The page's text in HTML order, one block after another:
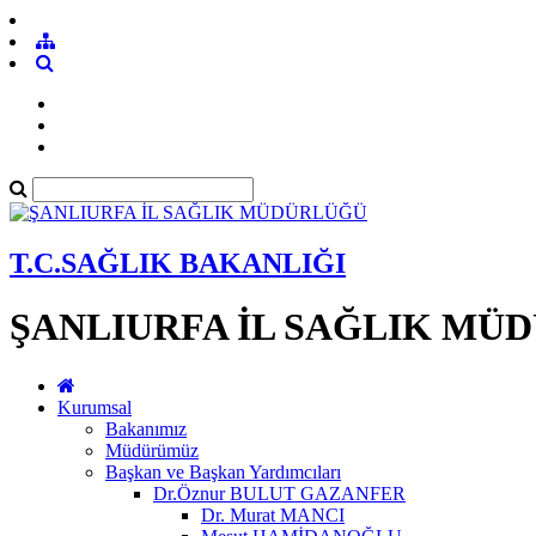
T.C.SAĞLIK BAKANLIĞI
ŞANLIURFA İL SAĞLIK
Kurumsal
Bakanımız
Müdürümüz
Başkan ve Başkan Yardımcıları
Dr.Öznur BULUT GAZANFER
Dr. Murat MANCI